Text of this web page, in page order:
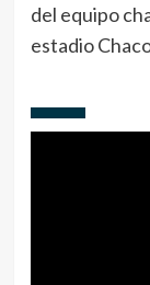
del equipo
estadio